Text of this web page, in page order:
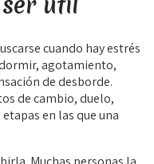
cuando hay estrés
agotamiento,
de desborde.
de cambio, duelo,
en las que una